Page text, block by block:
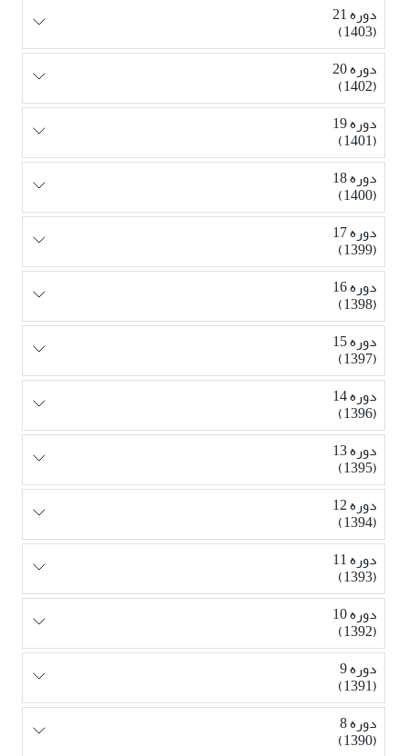
دوره 21
(1403)
دوره 20
(1402)
دوره 19
(1401)
دوره 18
(1400)
دوره 17
(1399)
دوره 16
(1398)
دوره 15
(1397)
دوره 14
(1396)
دوره 13
(1395)
دوره 12
(1394)
دوره 11
(1393)
دوره 10
(1392)
دوره 9
(1391)
دوره 8
(1390)